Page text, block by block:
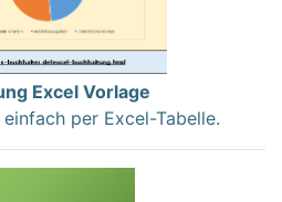
Excel Vorlage
per Excel-Tabelle.